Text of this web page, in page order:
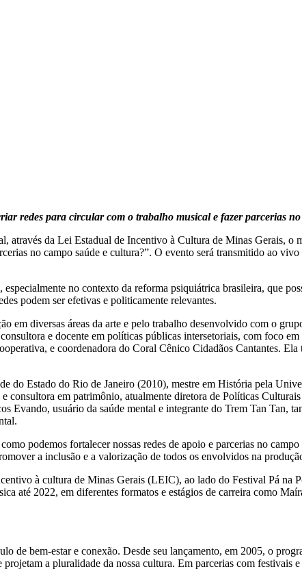
redes para circular com o trabalho musical e fazer parcerias
da Lei Estadual de Incentivo à Cultura de Minas Gerais, o
no campo saúde e cultura?”. O evento será transmitido ao
no contexto da reforma psiquiátrica brasileira, que
podem ser efetivas e politicamente relevantes.
em diversas áreas da arte e pelo trabalho desenvolvido com o
e docente em políticas públicas intersetoriais, com foco
e coordenadora do Coral Cênico Cidadãos Cantantes. Ela
do Estado do Rio de Janeiro (2010), mestre em História pela
em patrimônio, atualmente diretora de Políticas
usuário da saúde mental e integrante do Trem Tan Tan,
podemos fortalecer nossas redes de apoio e parcerias no
a inclusão e a valorização de todos os envolvidos na
à cultura de Minas Gerais (LEIC), ao lado do Festival Pá na
até 2022, em diferentes formatos e estágios de carreira como
de bem-estar e conexão. Desde seu lançamento, em 2005, o
a pluralidade da nossa cultura. Em parcerias com festivais